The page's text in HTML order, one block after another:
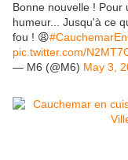
Bonne nouvelle ! Pour
humeur... Jusqu'à ce
fou ! 😩
pic.twitter.com/
— M6 (@M6) May 3,